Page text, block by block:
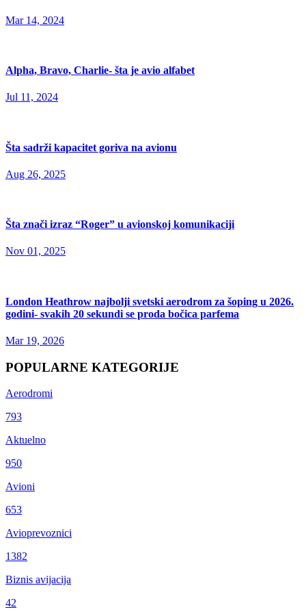
Mar 14, 2024
Alpha, Bravo, Charlie- šta je avio alfabet
Jul 11, 2024
Šta sadrži kapacitet goriva na avionu
Aug 26, 2025
Šta znači izraz “Roger” u avionskoj komunikaciji
Nov 01, 2025
London Heathrow najbolji svetski aerodrom za šoping u 2026.
godini- svakih 20 sekundi se proda bočica parfema
Mar 19, 2026
POPULARNE KATEGORIJE
Aerodromi
793
Aktuelno
950
Avioni
653
Avioprevoznici
1382
Biznis avijacija
42